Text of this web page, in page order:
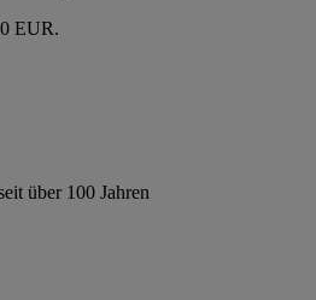
EUR.
über 100 Jahren